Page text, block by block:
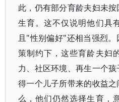
此，仍有部分育龄夫妇未
生育。这不仅说明他们具
且"性别偏好"还相当强烈
策制约下，这些育龄夫妇
力、社区环境、再生一个
得一个儿子所带来的收益
么，他们仍然选择生育，